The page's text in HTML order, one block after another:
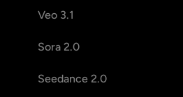
Veo 3.1
Sora 2.0
Seedance 2.0